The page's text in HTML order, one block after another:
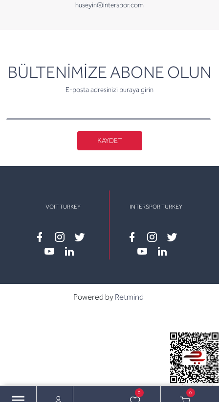
0 0
huseyin@interspor.com
BÜLTENİMİZE ABONE OLUN
E-posta adresinizi buraya girin
newsletter
KAYDET
VOIT TURKEY
Facebook
instagram
twitter
INTERSPOR TURKEY
Facebook
instagram
twitter
Powered by Retmind